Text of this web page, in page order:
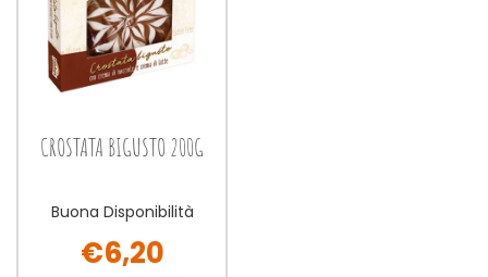
CROSTATA BIGUSTO 200G
Buona Disponibilità
€6,20